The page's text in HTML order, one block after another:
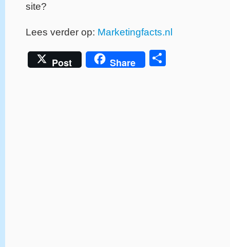
site?
Lees verder op: Marketingfacts.nl
Post Share